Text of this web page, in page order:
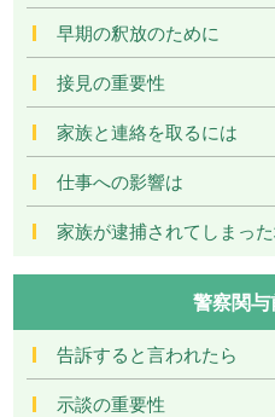
早期の釈放のために
接見の重要性
家族と連絡を取るには
仕事への影響は
家族が逮捕されてしまっ
警察関
告訴すると言われたら
示談の重要性